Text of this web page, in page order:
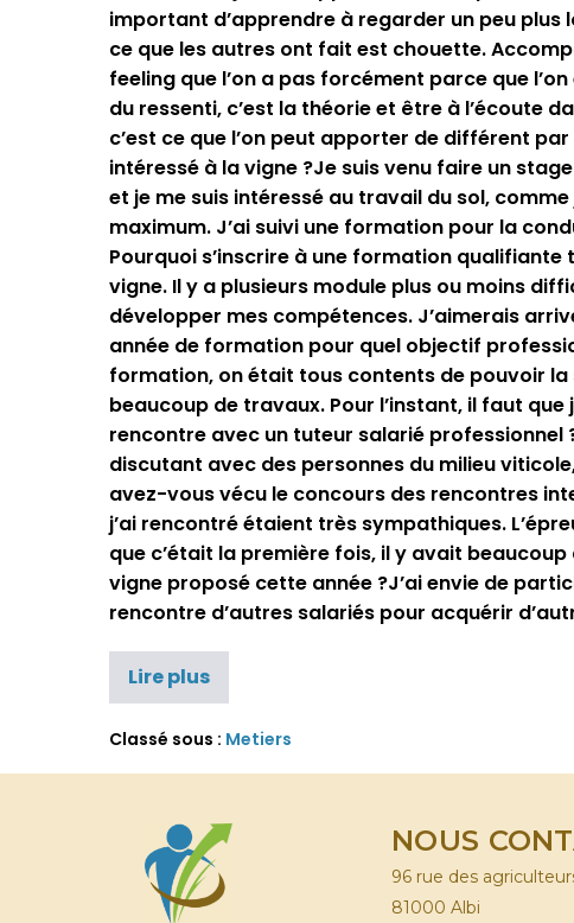
important d’apprendre à regarder un peu
ce que les autres ont fait est chouette.
feeling que l’on a pas forcément parce que
du ressenti, c’est la théorie et être à l’écoute
c’est ce que l’on peut apporter de différent
intéressé à la vigne ?Je suis venu faire un
et je me suis intéressé au travail du sol,
maximum. J’ai suivi une formation pour la
Pourquoi s’inscrire à une formation
vigne. Il y a plusieurs module plus ou moins
développer mes compétences. J’aimerais
année de formation pour quel objectif
formation, on était tous contents de pouvoir
beaucoup de travaux. Pour l’instant, il faut
rencontre avec un tuteur salarié professionnel
discutant avec des personnes du milieu
avez-vous vécu le concours des rencontres
j’ai rencontré étaient très sympathiques.
que c’était la première fois, il y avait
vigne proposé cette année ?J’ai envie de
rencontre d’autres salariés pour acquérir
Lire plus
Classé sous : Metiers
NOUS
96 rue des
81000 Albi